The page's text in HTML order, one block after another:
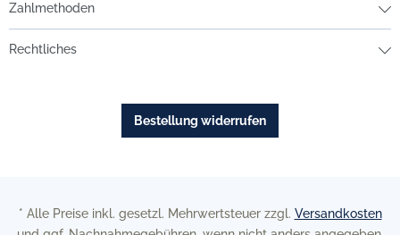
Zahlmethoden
Rechtliches
Bestellung widerrufen
* Alle Preise inkl. gesetzl. Mehrwertsteuer zzgl. Versandkosten